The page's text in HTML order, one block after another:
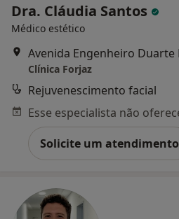
Dra. Cláudia Santos
Médico estético
Clínica Forjaz
Rejuvenescimento facial
Solicite um atendimento